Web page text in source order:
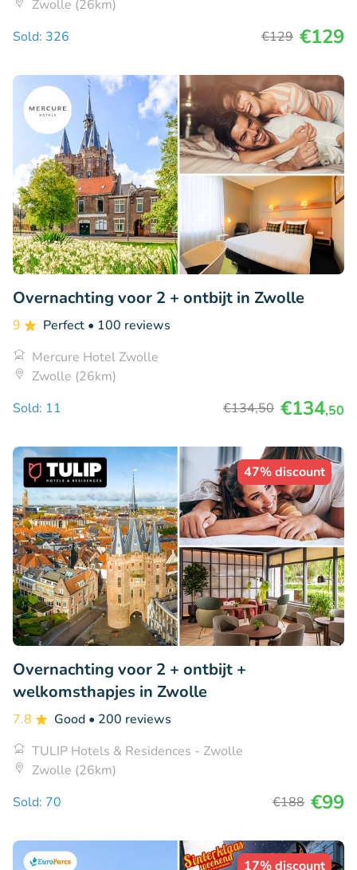
Zwolle (26km)
Sold: 326
€129 €129
Overnachting voor 2 + ontbijt in Zwolle
9 Perfect • 100 reviews
Mercure Hotel Zwolle
Zwolle (26km)
Sold: 11
€134,50 €134,50
47% discount
Overnachting voor 2 + ontbijt +
welkomsthapjes in Zwolle
7.8 Good • 200 reviews
TULIP Hotels & Residences - Zwolle
Zwolle (26km)
Sold: 70
€188 €99
17% discount